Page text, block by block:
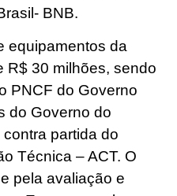
BNB.
equipamentos da
R$ 30 milhões, sendo
PNCF do Governo
do Governo do
partida do
Técnica – ACT. O
pela avaliação e